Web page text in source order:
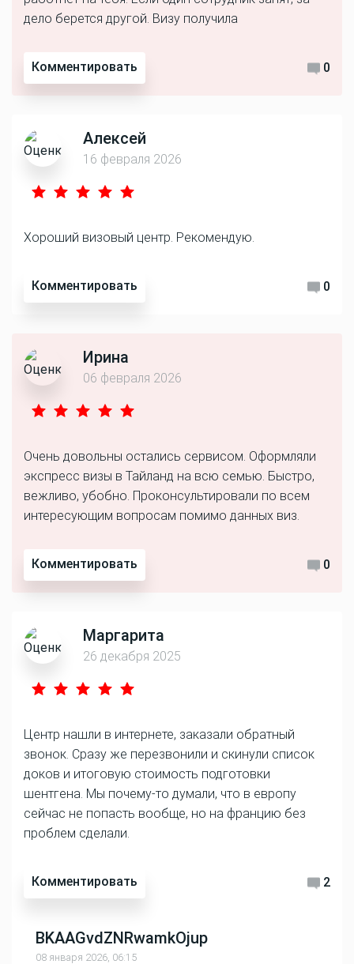
дело берется другой. Визу получила
Комментировать 0
Алексей
16 февраля 2026
Хороший визовый центр. Рекомендую.
Комментировать 0
Ирина
06 февраля 2026
Очень довольны остались сервисом. Оформляли
экспресс визы в Тайланд на всю семью. Быстро,
вежливо, убобно. Проконсультировали по всем
интересующим вопросам помимо данных виз.
Комментировать 0
Маргарита
26 декабря 2025
Центр нашли в интернете, заказали обратный
звонок. Сразу же перезвонили и скинули список
доков и итоговую стоимость подготовки
шентгена. Мы почему-то думали, что в европу
сейчас не попасть вообще, но на францию без
проблем сделали.
Комментировать 2
BKAAGvdZNRwamkOjup
08 января 2026, 06:15